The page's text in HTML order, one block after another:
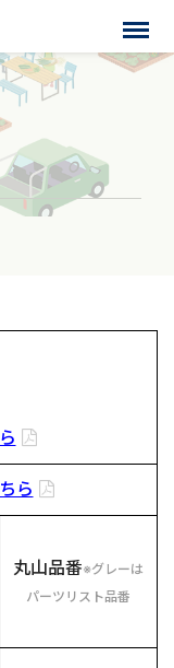
ら
丸山品番※グレーは
パーツリスト品番